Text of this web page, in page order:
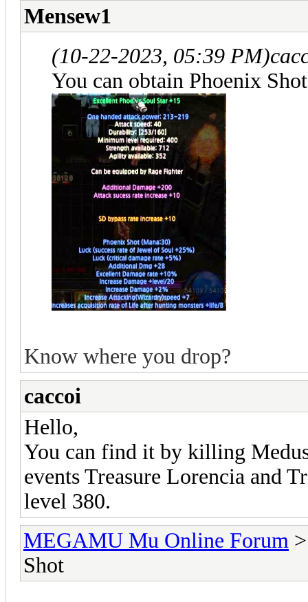
Mensew1
(10-22-2023, 05:39 PM)
You can obtain Phoenix
Know where you drop?
caccoi
Hello,
You can find it by killing
events Treasure Lorencia and
level 380.
MEGAMU Mu Online Forum
Shot